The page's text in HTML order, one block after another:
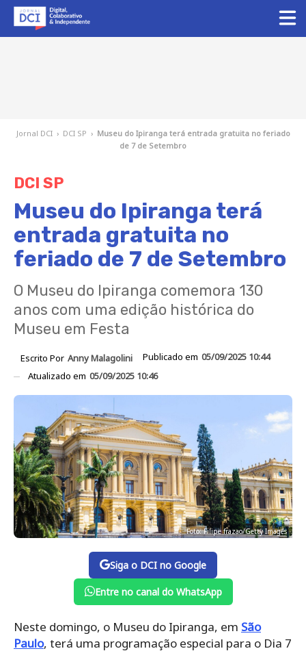
Jornal DCI › DCI SP › Museu do Ipiranga terá entrada gratuita no feriado
de 7 de Setembro
DCI SP
Museu do Ipiranga terá
entrada gratuita no
feriado de 7 de Setembro
O Museu do Ipiranga comemora 130
anos com uma edição histórica do
Museu em Festa
Escrito Por Anny Malagolini Publicado em 05/09/2025 10:44
Atualizado em 05/09/2025 10:46
Foto: Filipe frazao/Getty Images
Siga o DCI no Google
Entre no canal do WhatsApp
Neste domingo, o Museu do Ipiranga, em São
Paulo, terá uma programação especial para o Dia 7